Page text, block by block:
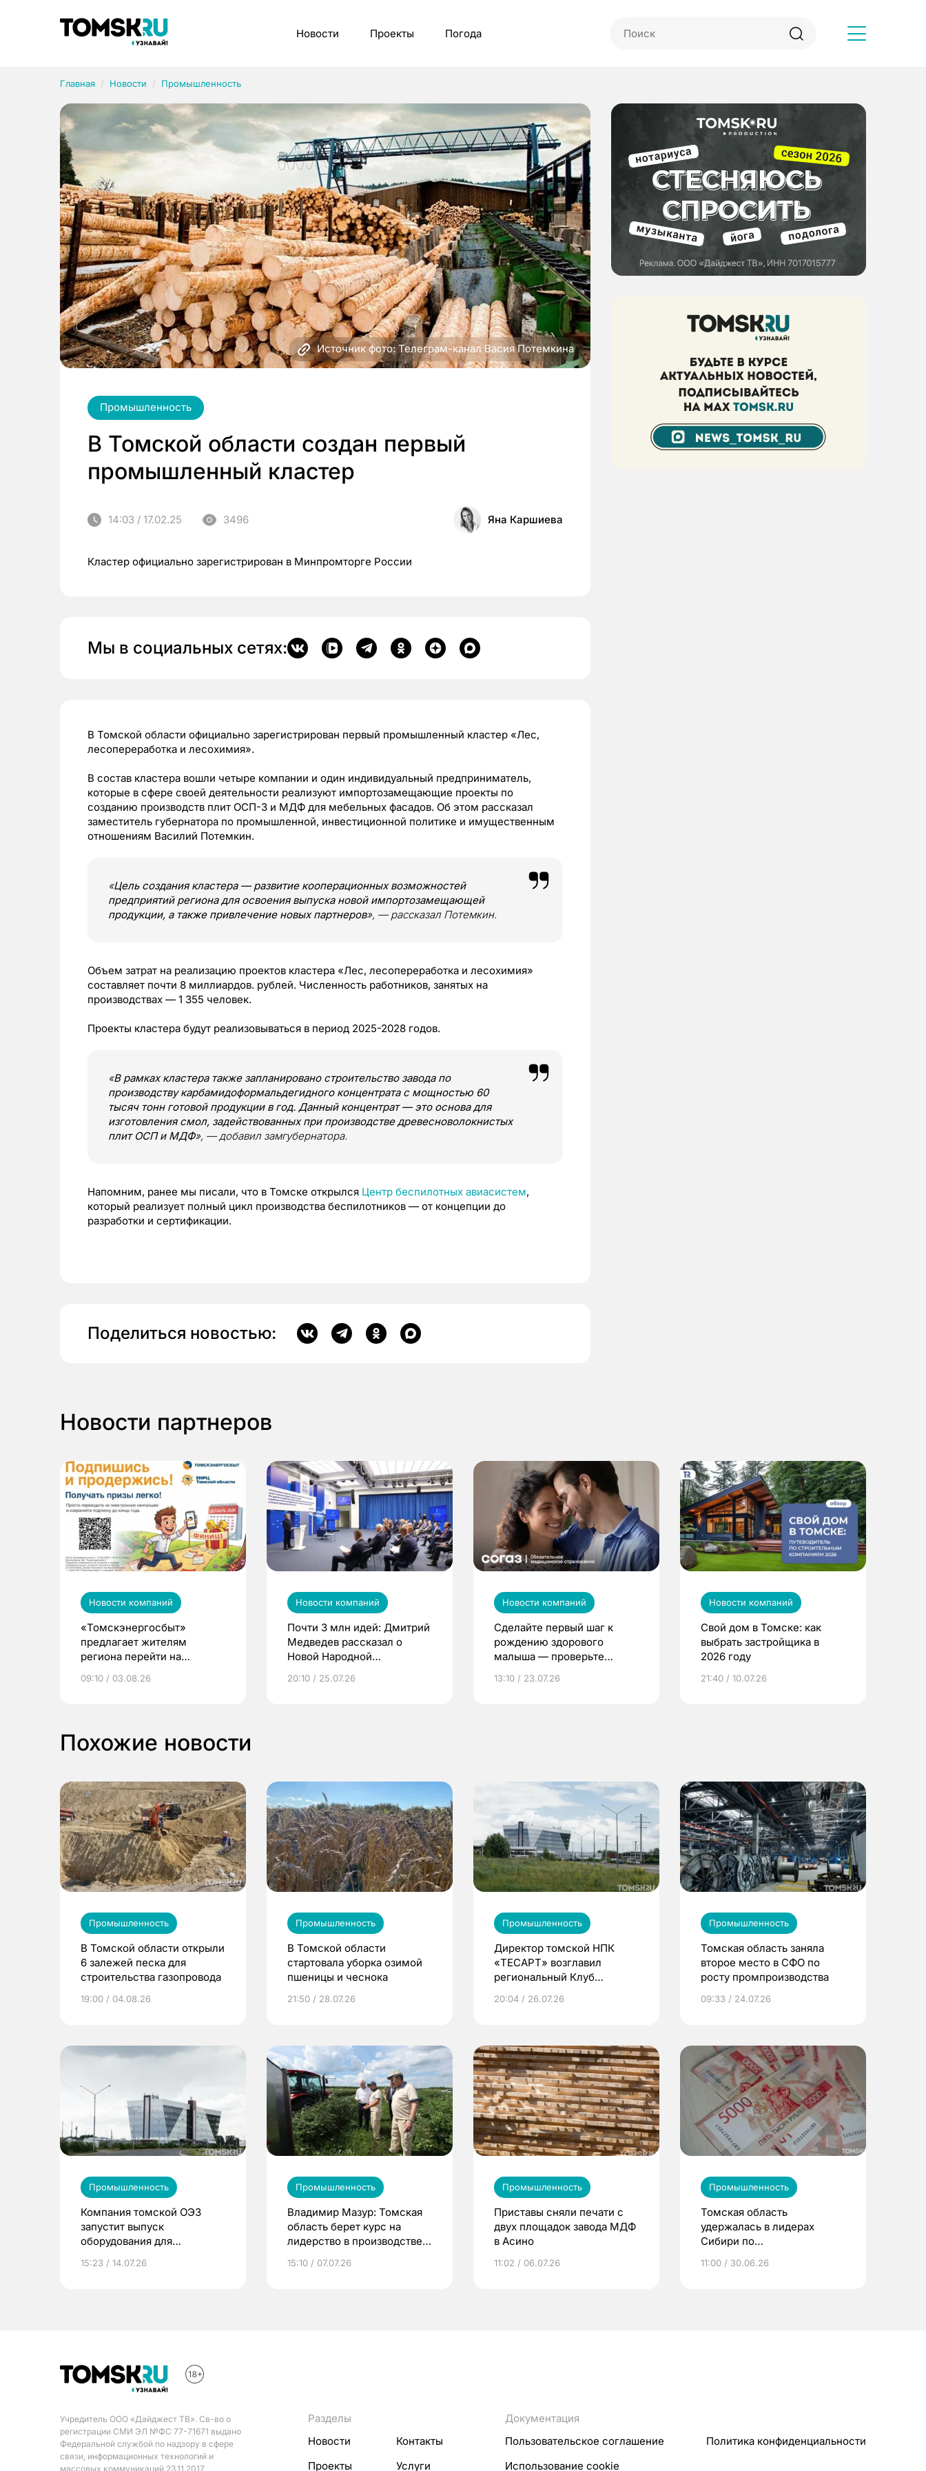
Новости Проекты Погода
Главная Новости Промышленность
Источник фото: Телеграм-канал Васия Потемкина
Промышленность
В Томской области создан первый
промышленный кластер
14:03 / 17.02.25 3496 Яна Каршиева
Кластер официально зарегистрирован в Минпромторге России
Мы в социальных сетях:
В Томской области официально зарегистрирован первый промышленный кластер «Лес,
лесопереработка и лесохимия».
В состав кластера вошли четыре компании и один индивидуальный предприниматель,
которые в сфере своей деятельности реализуют импортозамещающие проекты по
созданию производств плит ОСП-3 и МДФ для мебельных фасадов. Об этом рассказал
заместитель губернатора по промышленной, инвестиционной политике и имущественным
отношениям Василий Потемкин.
«Цель создания кластера — развитие кооперационных возможностей
предприятий региона для освоения выпуска новой импортозамещающей
продукции, а также привлечение новых партнеров», — рассказал Потемкин.
Объем затрат на реализацию проектов кластера «Лес, лесопереработка и лесохимия»
составляет почти 8 миллиардов. рублей. Численность работников, занятых на
производствах — 1 355 человек.
Проекты кластера будут реализовываться в период 2025-2028 годов.
«В рамках кластера также запланировано строительство завода по
производству карбамидоформальдегидного концентрата с мощностью 60
тысяч тонн готовой продукции в год. Данный концентрат — это основа для
изготовления смол, задействованных при производстве древесноволокнистых
плит ОСП и МДФ», — добавил замгубернатора.
Напомним, ранее мы писали, что в Томске открылся Центр беспилотных авиасистем,
который реализует полный цикл производства беспилотников — от концепции до
разработки и сертификации.
Поделиться новостью:
Новости партнеров
Новости компаний
«Томскэнергосбыт»
предлагает жителям
региона перейти на
выиграть призы
09:10 / 03.08.26
Новости компаний
Почти 3 млн идей: Дмитрий
Медведев рассказал о
Новой Народной
20:10 / 25.07.26
Новости компаний
Сделайте первый шаг к
рождению здорового
малыша — проверьте
по ОМС!
13:10 / 23.07.26
Новости компаний
Свой дом в Томске: как
выбрать застройщика в
2026 году
21:40 / 10.07.26
Похожие новости
Промышленность
В Томской области открыли
6 залежей песка для
строительства газопровода
19:00 / 04.08.26
Промышленность
В Томской области
стартовала уборка озимой
пшеницы и чеснока
21:50 / 28.07.26
Промышленность
Директор томской НПК
«ТЕСАРТ» возглавил
региональный Клуб
20:04 / 26.07.26
Промышленность
Томская область заняла
второе место в СФО по
росту промпроизводства
09:33 / 24.07.26
Промышленность
Компания томской ОЭЗ
запустит выпуск
оборудования для
15:23 / 14.07.26
Промышленность
Владимир Мазур: Томская
область берет курс на
лидерство в производстве
15:10 / 07.07.26
Промышленность
Приставы сняли печати с
двух площадок завода МДФ
в Асино
11:02 / 06.07.26
Промышленность
Томская область
удержалась в лидерах
Сибири по
11:00 / 30.06.26
Учредитель ООО «Дайджест ТВ». Св-во о
регистрации СМИ ЭЛ №ФС 77-71671 выдано
Федеральной службой по надзору в сфере
связи, информационных технологий и
массовых коммуникаций 23.11.2017
Разделы
Новости
Контакты
Проекты
Услуги
Документация
Пользовательское соглашение
Политика конфиденциальности
Использование cookie
Рубрики